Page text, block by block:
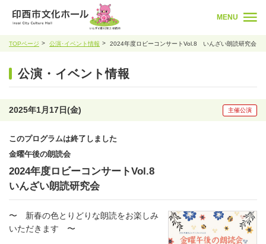
MENU
TOPページ 公演･イベント情報 2024年度ロビーコンサートVol.8 いんざい朗読研究会
公演・イベント情報
2025年1月17日(金) 主催公演
このプログラムは終了しました
金曜午後の朗読会
2024年度ロビーコンサートVol.8
いんざい朗読研究会
〜 新春の色とりどりな朗読をお楽しみ
いただきます 〜